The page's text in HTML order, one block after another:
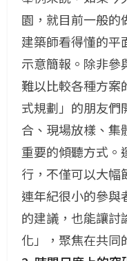
園，就目前一般的
建築師看得懂的平
示意簡報。除非參
難以比較各種方案
式規劃」的朋友們
合、現場放樣、集
重要的傾聽方式。
行，不僅可以大幅
連年紀很小的參與
的建議，也能讓討
化」，聚焦在共同